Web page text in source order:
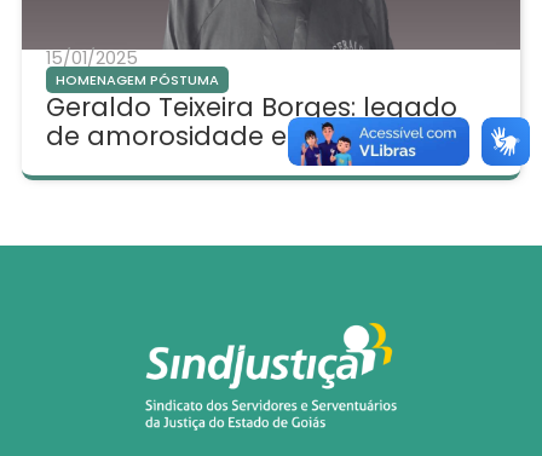
15/01/2025
HOMENAGEM PÓSTUMA
Geraldo Teixeira Borges: legado
de amorosidade e alegria